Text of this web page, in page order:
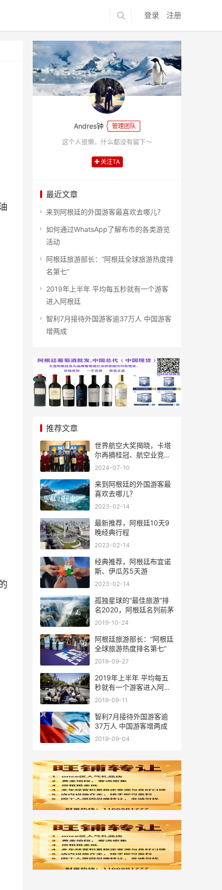
登录 注册
Andres钟 管理团队
这个人很懒，什么都没有留下～
关注TA
最近文章
来到阿根廷的外国游客最喜欢去哪儿？
如何通过WhatsApp了解布市的各类游览
活动
阿根廷旅游部长：“阿根廷全球旅游热度排
名第七”
2019年上半年 平均每五秒就有一个游客
进入阿根廷
智利7月接待外国游客逾37万人 中国游客
增两成
推荐文章
世界航空大奖揭晓，卡塔
尔再摘桂冠、航空业竞争
风起云涌
2024-07-10
来到阿根廷的外国游客最
喜欢去哪儿？
2023-02-14
最新推荐，阿根廷10天9
晚经典行程
2023-02-14
经典推荐，阿根廷布宜诺
斯、伊瓜苏5天游
2023-02-14
孤独星球的“最佳旅游”排
名2020，阿根廷名列前茅
2019-10-24
阿根廷旅游部长：“阿根廷
全球旅游热度排名第七”
2019-09-27
2019年上半年 平均每五
秒就有一个游客进入阿根
廷
2019-09-11
智利7月接待外国游客逾
37万人 中国游客增两成
2019-09-04